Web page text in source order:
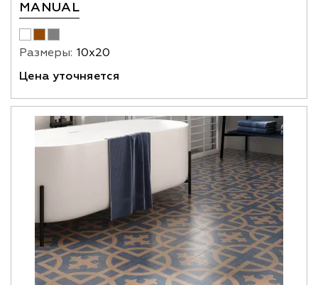
MANUAL
Размеры: 10х20
Цена уточняется